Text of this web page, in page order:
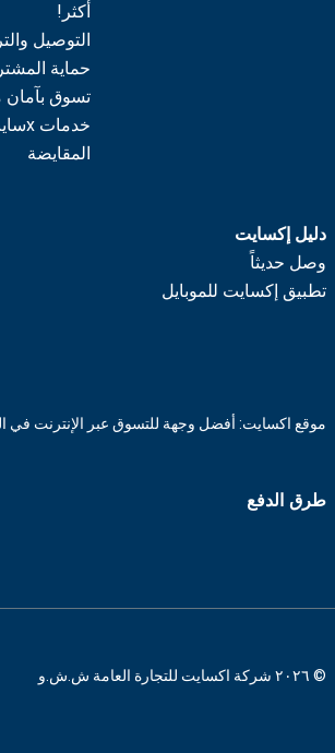
أكثر!
التوصيل
حماية
تسوق
خدمات xسايت للشركات
المقايضة
دليل إكسايت
وصل حديثاً
تطبيق إكسايت للموبايل
موقع اكسايت: أفضل وجهة للتسوق عبر الإنترنت في
طرق الدفع
© ٢٠٢٦ شركة اكسايت للتجارة العامة ش.ش.و